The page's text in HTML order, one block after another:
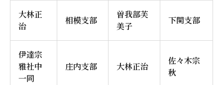
大林正
治
相模支部
曽我部芙
美子
下関支部
伊達宗
雅社中
一同
庄内支部 大林正治
佐々木宗
秋